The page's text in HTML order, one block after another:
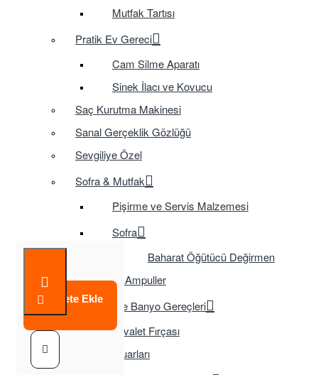
Mutfak Tartısı
Pratik Ev Gereci
Cam Silme Aparatı
Sinek İlacı ve Kovucu
Saç Kurutma Makinesi
Sanal Gerçeklik Gözlüğü
Sevgiliye Özel
Sofra & Mutfak
Pişirme ve Servis Malzemesi
Sofra
Baharat Öğütücü Değirmen
Tasarruflu Ampuller
Temizlik ve Banyo Gereçleri
Tuvalet Fırçası
TV Aksesuarları
Sepete Ekle